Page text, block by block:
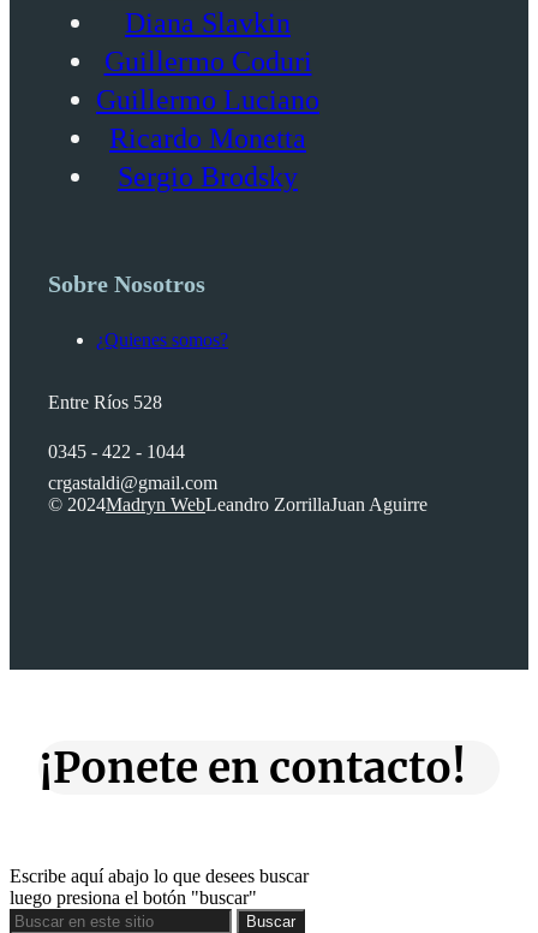
Diana Slavkin
Guillermo Coduri
Guillermo Luciano
Ricardo Monetta
Sergio Brodsky
Sobre Nosotros
¿Quienes somos?
Entre Ríos 528
0345 - 422 - 1044
crgastaldi@gmail.com
© 2024Madryn WebLeandro ZorrillaJuan Aguirre
¡Ponete en contacto!
Escribe aquí abajo lo que desees buscar
luego presiona el botón "buscar"
Buscar
Buscar